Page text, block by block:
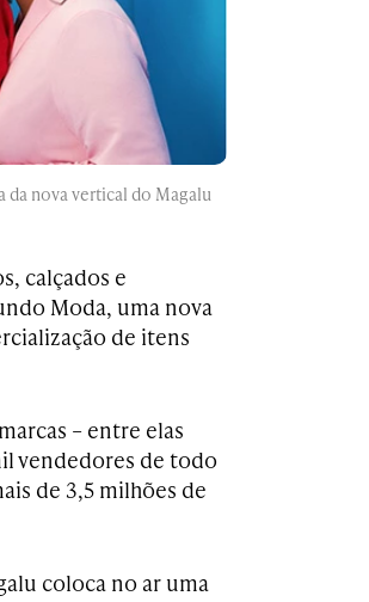
da nova vertical do Magalu
calçados e
Moda, uma nova
de itens
– entre elas
vendedores de todo
de 3,5 milhões de
coloca no ar uma